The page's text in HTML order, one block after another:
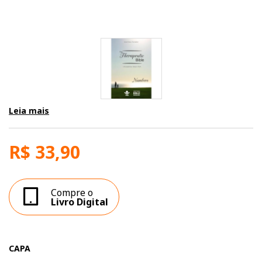
Leia mais
R$ 33,90
Compre o
Livro Digital
CAPA